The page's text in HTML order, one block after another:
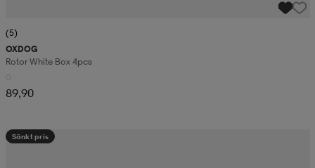
(5)
OXDOG
Rotor White Box 4pcs
89,90
Sänkt pris